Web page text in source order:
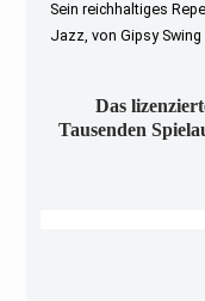
Sein reichhaltiges
Jazz, von Gipsy
Das
Tausenden